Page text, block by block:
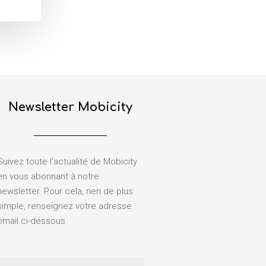
Newsletter Mobicity
toute l'actualité de Mobicity
vous abonnant à notre
Pour cela, rien de plus
renseignez votre adresse
ci-dessous.